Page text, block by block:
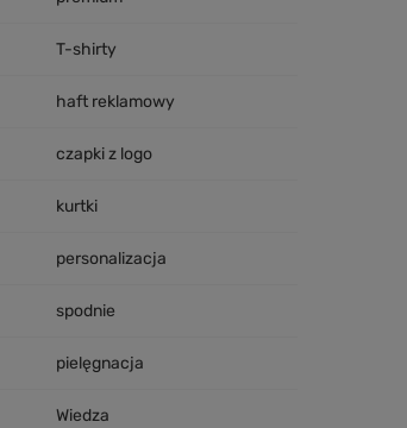
T-shirty
haft reklamowy
czapki z logo
kurtki
personalizacja
spodnie
pielęgnacja
Wiedza